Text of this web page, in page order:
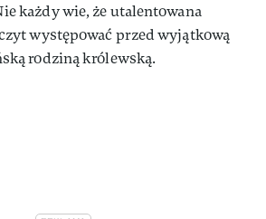
każdy wie, że utalentowana
występować przed wyjątkową
rodziną królewską.